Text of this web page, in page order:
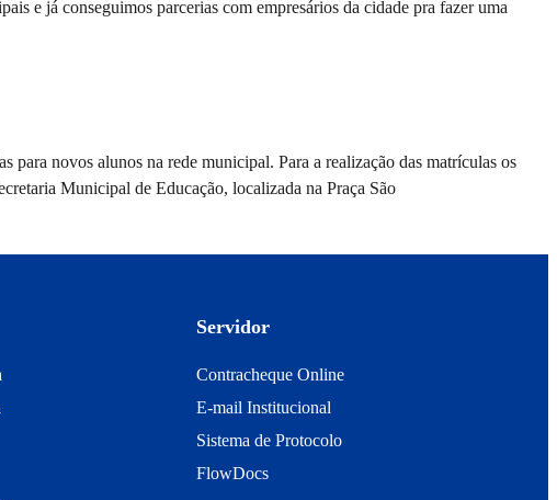
e já conseguimos parcerias com empresários da cidade pra fazer uma
para novos alunos na rede municipal. Para a realização das matrículas os
Municipal de Educação, localizada na Praça São
Servidor
Contracheque Online
E-mail Institucional
Sistema de Protocolo
FlowDocs